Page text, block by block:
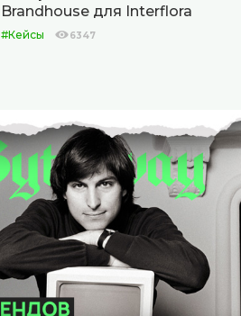
Brandhouse для Interflora
#Кейсы 6347